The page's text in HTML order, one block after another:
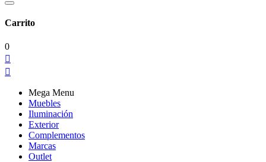
Carrito
0


Mega Menu
Muebles
Iluminación
Exterior
Complementos
Marcas
Outlet